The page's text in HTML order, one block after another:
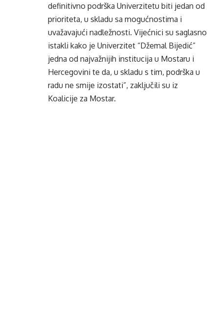
definitivno podrška Univerzitetu biti jedan od
prioriteta, u skladu sa mogućnostima i
uvažavajući nadležnosti. Vijećnici su saglasno
istakli kako je Univerzitet “Džemal Bijedić”
jedna od najvažnijih institucija u Mostaru i
Hercegovini te da, u skladu s tim, podrška u
radu ne smije izostati”, zaključili su iz
Koalicije za Mostar.